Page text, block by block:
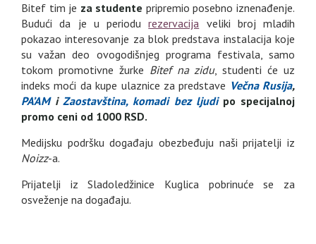
Bitef tim je za studente pripremio posebno iznenađenje.
Budući da je u periodurezervacija veliki broj mladih
pokazao interesovanje za blok predstava instalacija koje
su važan deo ovogodišnjeg programa festivala, samo
tokom promotivne žurke Bitef na zidu, studenti će uz
indeks moći da kupe ulaznice za predstave Večna Rusija,
PA’AMiZaostavština, komadi bez ljudi po specijalnoj
promo ceni od 1000 RSD.
Medijsku podršku događaju obezbeđuju naši prijatelji iz
Noizz-a.
Prijatelji iz Sladoledžinice Kuglica pobrinuće se za
osveženje na događaju.